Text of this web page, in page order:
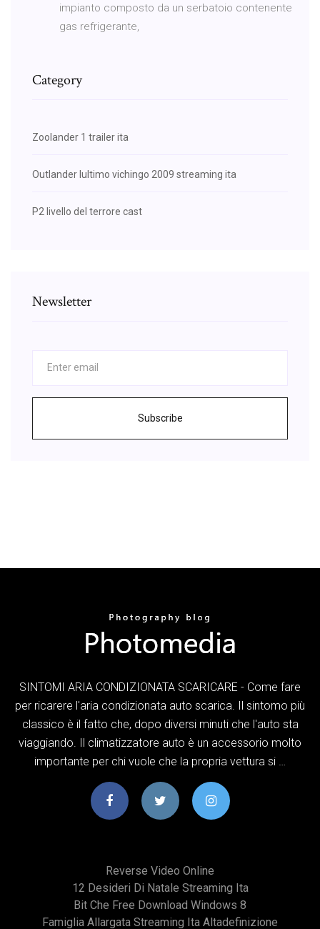
impianto composto da un serbatoio contenente
gas refrigerante,
Category
Zoolander 1 trailer ita
Outlander lultimo vichingo 2009 streaming ita
P2 livello del terrore cast
Newsletter
Subscribe
SINTOMI ARIA CONDIZIONATA SCARICARE - Come fare
per ricarere l'aria condizionata auto scarica. Il sintomo più
classico è il fatto che, dopo diversi minuti che l'auto sta
viaggiando. Il climatizzatore auto è un accessorio molto
importante per chi vuole che la propria vettura si …
Reverse Video Online
12 Desideri Di Natale Streaming Ita
Bit Che Free Download Windows 8
Famiglia Allargata Streaming Ita Altadefinizione